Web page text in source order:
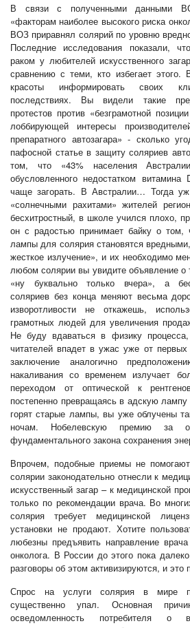
В связи с полученными данными
«факторам наиболее высокого риска
ВОЗ приравнял солярий по уровню
Последние исследования показали,
раком у любителей искусственного
сравнению с теми, кто избегает этого.
красоты информировать своих
последствиях. Вы видели такие
протестов против «безграмотной
лоббирующей интересы
препаратного автозагара» - сколько
пафосной статье в защиту соляриев
том, что «43% населения
обусловленного недостатком
чаще загорать. В Австралии… Тогда
«солнечными рахитами» жителей
бесхитростный, в школе учился плохо,
он с радостью принимает байку о том,
лампы для солярия становятся
жесткое излучение», и их необходимо
любом солярии вы увидите объявление
«ну буквально только вчера», а
соляриев без конца меняют весьма
изворотливости не откажешь,
грамотных людей для увеличения
Не буду вдаваться в физику
читателей впадет в ужас уже от
заключение аналогично
накаливания со временем излучает
переходом от оптической к
постепенно превращаясь в адскую
горят старые лампы, вы уже облучены
ночам. Нобелевскую премию за
фундаментального закона сохранения
Впрочем, подобные приемы не
солярии законодательно отнесли к
искусственный загар – к медицинской
только по рекомендации врача. Во
солярия требует медицинской
установки не продают. Хотите
любезны предъявить направление
онколога. В России до этого пока
разговоры об этом активизируются, и это
Спрос на услуги солярия в мире
существенно упал. Основная
осведомленность потребителя о